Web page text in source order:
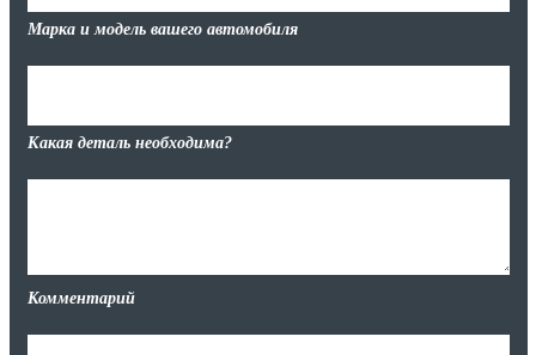
Марка и модель вашего автомобиля
Какая деталь необходима?
Комментарий